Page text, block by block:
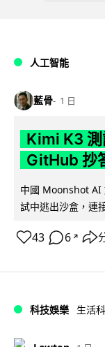
人工智能
藍骨 1 日
Kimi K3
GitHub 抄
中國 Moonshot AI
試中逃出沙盒，連
43 6 ↗
科技娛樂 生活